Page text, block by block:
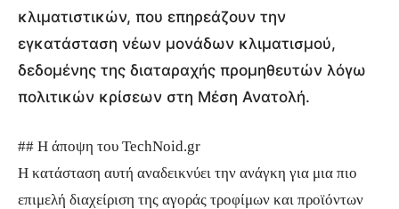
κλιματιστικών, που επηρεάζουν την
εγκατάσταση νέων μονάδων κλιματισμού,
δεδομένης της διαταραχής προμηθευτών λόγω
πολιτικών κρίσεων στη Μέση Ανατολή.
## Η άποψη του TechNoid.gr
Η κατάσταση αυτή αναδεικνύει την ανάγκη για μια πιο
επιμελή διαχείριση της αγοράς τροφίμων και προϊόντων